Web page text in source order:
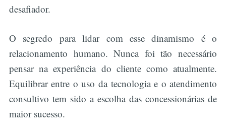
desafiador.
O segredo para lidar com esse dinamismo é o
relacionamento humano. Nunca foi tão necessário
pensar na experiência do cliente como atualmente.
Equilibrar entre o uso da tecnologia e o atendimento
consultivo tem sido a escolha das concessionárias de
maior sucesso.